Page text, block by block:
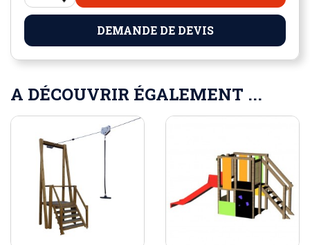
DEMANDE DE DEVIS
A DÉCOUVRIR ÉGALEMENT ...